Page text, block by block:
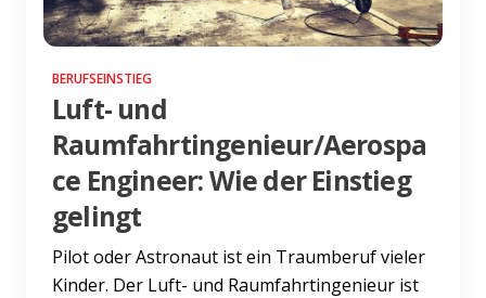
BERUFSEINSTIEG
Luft- und
Raumfahrtingenieur/Aerospa
ce Engineer: Wie der Einstieg
gelingt
Pilot oder Astronaut ist ein Traumberuf vieler
Kinder. Der Luft- und Raumfahrtingenieur ist